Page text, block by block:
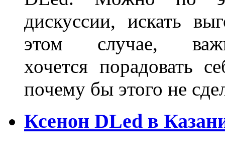
дискуссии, искать
этом случае,
хочется порадовать
почему бы этого не
Ксенон DLed в